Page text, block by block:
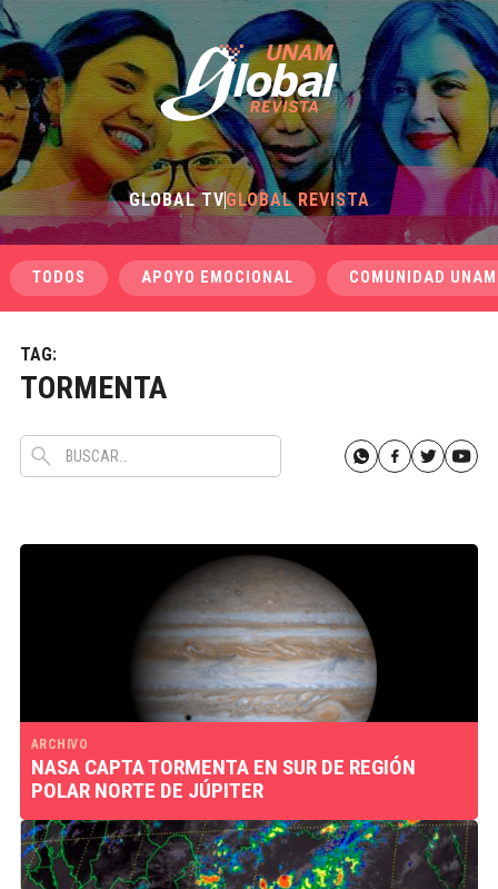
GLOBAL TVGLOBAL REVISTA
TODOS APOYO EMOCIONAL COMUNIDAD UNAM
TAG:
TORMENTA
ARCHIVO
NASA CAPTA TORMENTA EN SUR DE REGIÓN
POLAR NORTE DE JÚPITER